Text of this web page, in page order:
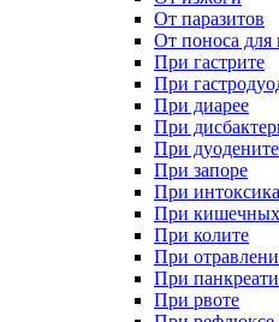
От паразитов
От поноса для
При гастрите
При
При диарее
При
При дуодените
При запоре
При
При кишечных
При колите
При
При
При рвоте